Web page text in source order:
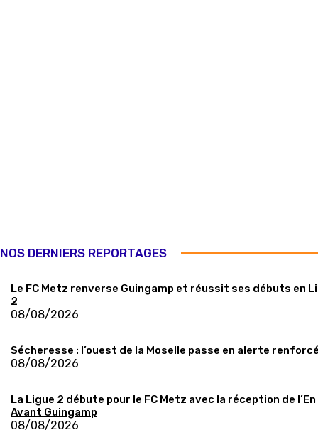
NOS DERNIERS REPORTAGES
Le FC Metz renverse Guingamp et réussit ses débuts en
2
08/08/2026
Sécheresse : l’ouest de la Moselle passe en alerte
08/08/2026
La Ligue 2 débute pour le FC Metz avec la réception de l’En
Avant Guingamp
08/08/2026